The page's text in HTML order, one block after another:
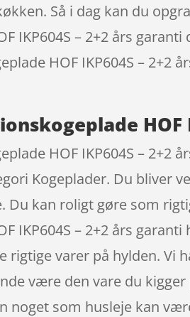
Så i dag kan du
IKP604S – 2+2 års
HOF IKP604S –
HOF
HOF IKP604S –
Kogeplader. Du bliver
Du kan roligt gøre som
IKP604S – 2+2 års
rigtige varer på hylden.
være den vare du
noget som husleje kan